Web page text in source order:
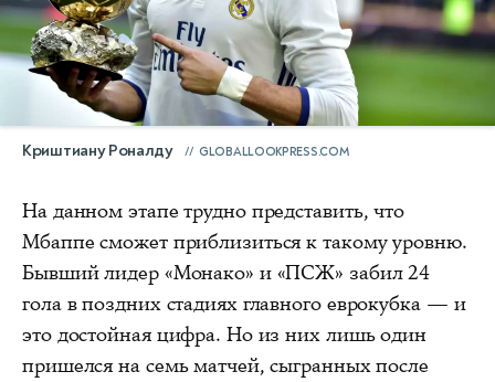
Криштиану Роналду GLOBALLOOKPRESS.COM
На данном этапе трудно представить, что
Мбаппе сможет приблизиться к такому уровню.
Бывший лидер «Монако» и «ПСЖ» забил 24
гола в поздних стадиях главного еврокубка — и
это достойная цифра. Но из них лишь один
пришелся на семь матчей, сыгранных после